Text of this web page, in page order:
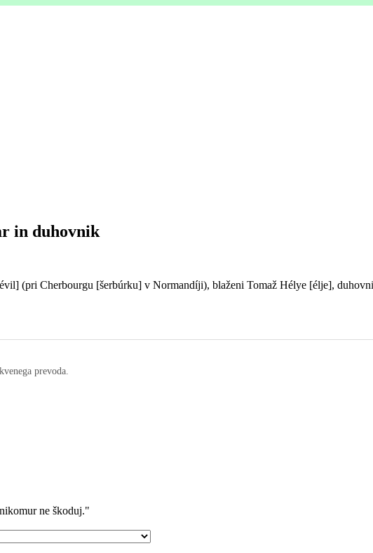
in duhovnik
(pri Cherbourgu [šerbúrku] v Normandíji), blaženi Tomaž Hélye [élje],
prevoda.
ne škoduj."